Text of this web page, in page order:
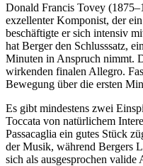
Donald Francis Tovey
exzellenter Komponist, der
beschäftigte er sich intensiv
hat Berger den Schlusssatz,
Minuten in Anspruch nimmt.
wirkenden finalen Allegro.
Bewegung über die ersten
Es gibt mindestens zwei
Toccata von natürlichem
Passacaglia ein gutes Stück
der Musik, während Bergers
sich als ausgesprochen